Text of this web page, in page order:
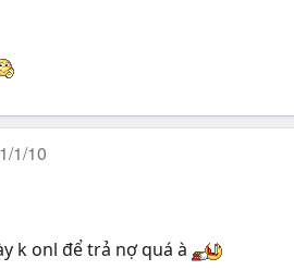
1/1/10
k onl để trả nợ quá à